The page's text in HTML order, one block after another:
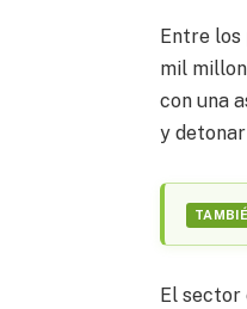
Entre los
mil
con una
y
El